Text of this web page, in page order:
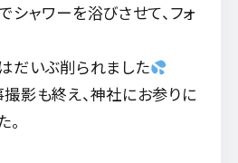
シャワーを浴びさせて、フォ
だいぶ削られました
影も終え、神社にお参りに